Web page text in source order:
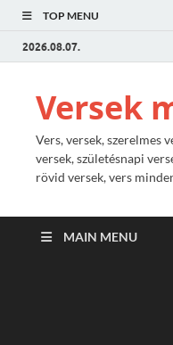
TOP MENU
2026.08.07.
Versek
Vers, versek, szerelmes
versek, születésnapi
rövid versek, vers
MAIN MENU